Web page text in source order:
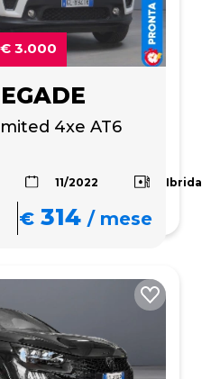
€ 3.000
4xe AT6
11/2022 Ibrida
€ 314 /mese